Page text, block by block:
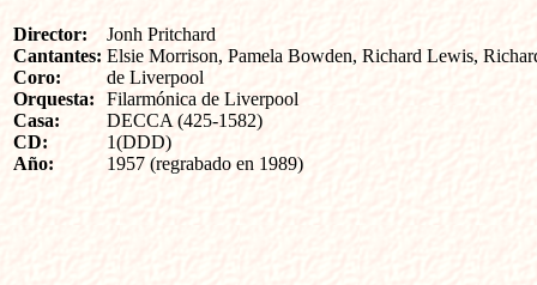
Director:
Cantantes:
Coro:
Orquesta:
Casa:
CD:
Año:
Jonh Pritchard
Elsie Morrison, Pamela Bowden, Richard Lewis,
de Liverpool
Filarmónica de Liverpool
DECCA (425-1582)
1(DDD)
1957 (regrabado en 1989)